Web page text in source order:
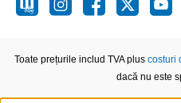
Toate prețurile includ TVA plus costuri
dacă nu este